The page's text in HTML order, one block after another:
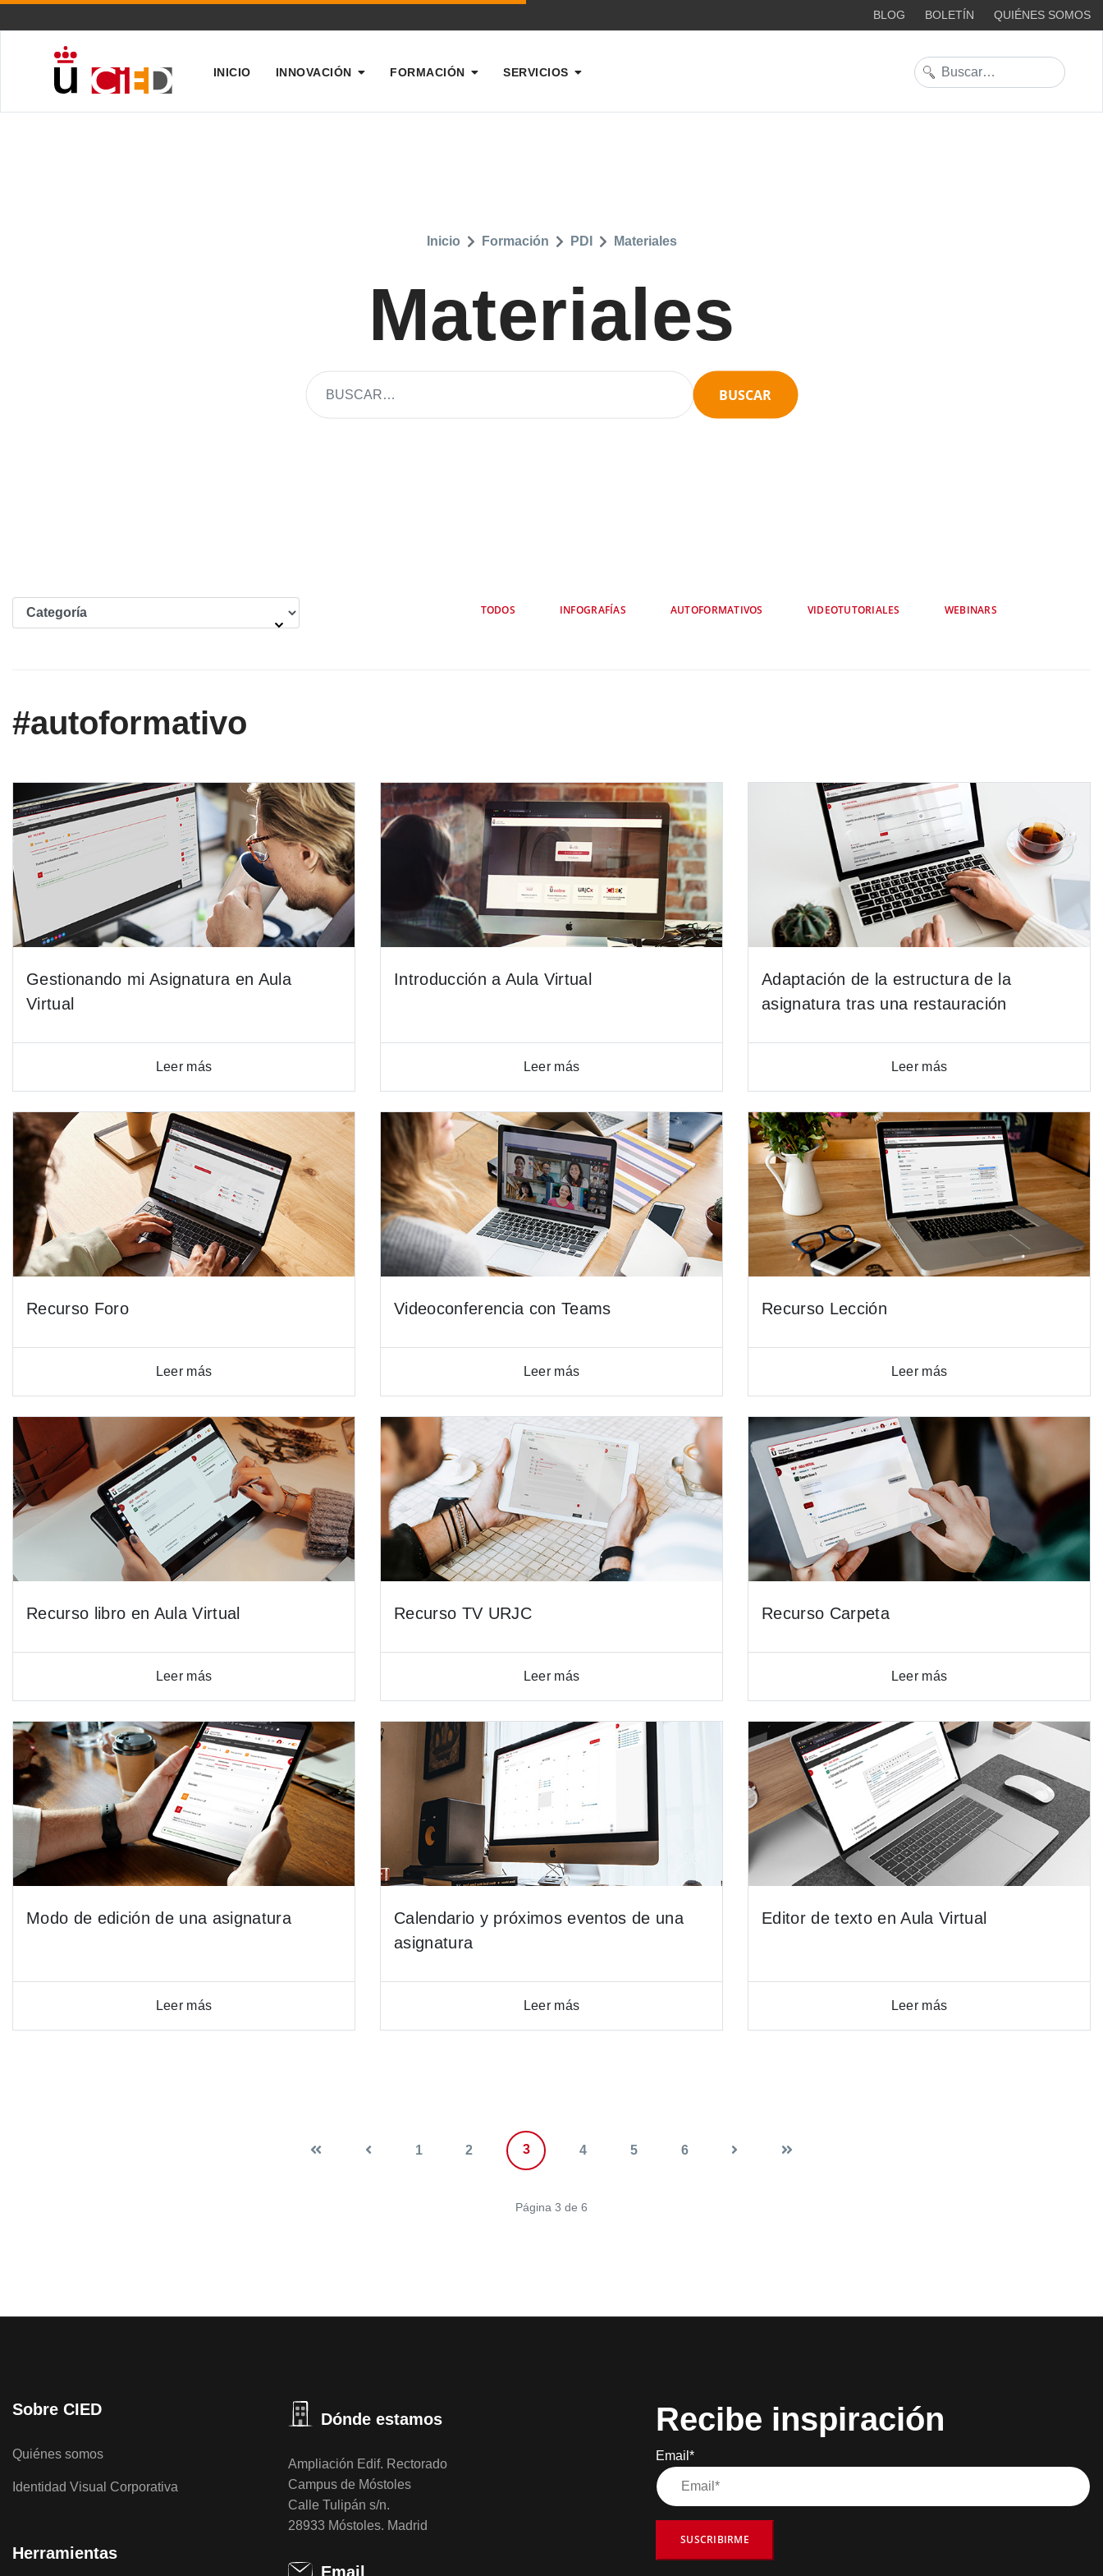
BLOG BOLETÍN QUIÉNES SOMOS
INICIO INNOVACIÓN FORMACIÓN SERVICIOS Buscar
Materiales
Inicio Formación PDI Materiales
BUSCAR
TODOS INFOGRAFÍAS AUTOFORMATIVOS VIDEOTUTORIALES WEBINARS
#autoformativo
Gestionando mi Asignatura en Aula
Virtual
Leer más
Introducción a Aula Virtual
Leer más
Adaptación de la estructura de la
asignatura tras una restauración
Leer más
Recurso Foro
Leer más
Videoconferencia con Teams
Leer más
Recurso Lección
Leer más
Recurso libro en Aula Virtual
Leer más
Recurso TV URJC
Leer más
Recurso Carpeta
Leer más
Modo de edición de una asignatura
Leer más
Calendario y próximos eventos de una
asignatura
Leer más
Editor de texto en Aula Virtual
Leer más
1 2 3 4 5 6
Página 3 de 6
Sobre CIED
Quiénes somos
Identidad Visual Corporativa
Herramientas
Dónde estamos
Ampliación Edif. Rectorado
Campus de Móstoles
Calle Tulipán s/n.
28933 Móstoles. Madrid
Email
Recibe inspiración
Email*
SUSCRIBIRME